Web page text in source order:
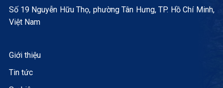
Số 19 Nguyễn Hữu Thọ, phường Tân Hưng, TP. Hồ Chí Minh,
Việt Nam
Giới thiệu
Tin tức